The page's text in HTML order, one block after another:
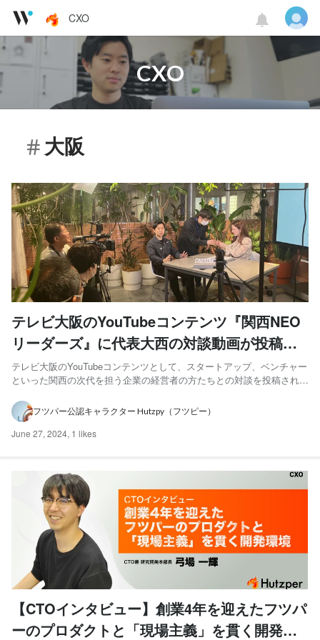
CXO
CXO
大阪
テレビ大阪のYouTubeコンテンツ『関西NEO
リーダーズ』に代表大西の対談動画が投稿さ
れました！
テレビ大阪のYouTubeコンテンツとして、スタートアップ、ベンチャー
といった関西の次代を担う企業の経営者の方たちとの対談を投稿されて
画が公開されました！ こちらは、成功の秘訣や新たな道を切り開く発
想法、なかなか言えない苦労話などを赤裸々に語る企画と...
フツパー公認キャラクター Hutzpy（フツピー）
June 27, 2024, 1 likes
【CTOインタビュー】創業4年を迎えたフツパ
ーのプロダクトと「現場主義」を貫く開発環